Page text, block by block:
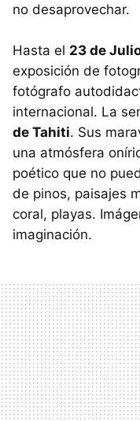
no desaprovechar.
Hasta el 23 de
exposición de
fotógrafo
internacional. La
de Tahiti. Sus
una atmósfera
poético que no
de pinos, paisajes
coral, playas.
imaginación.